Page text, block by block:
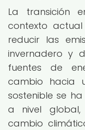
La transición
contexto
reducir las
invernadero y
fuentes de
cambio hacia
sostenible se
a nivel
cambio